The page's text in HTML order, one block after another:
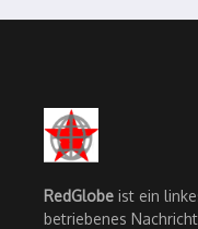
RedGlobe ist ein
betriebenes